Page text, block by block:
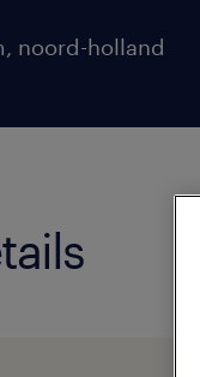
, noord-holland